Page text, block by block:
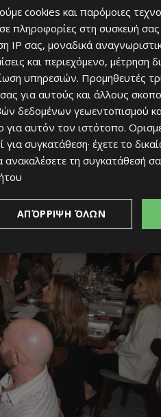
cookies και παρόμοιες
πληροφορίες στη συσκευή
IP σας, μοναδικά
και περιεχόμενο, μέτρηση
υπηρεσιών. Προμηθευτές
για αυτούς και άλλους
δεδομένων γεωεντοπισμού
για αυτόν τον ιστότοπο.
συγκατάθεση· έχετε το
ανακαλέσετε τη συγκατάθεσή
ΑΠΌΡΡΙΨΗ ΌΛΩΝ